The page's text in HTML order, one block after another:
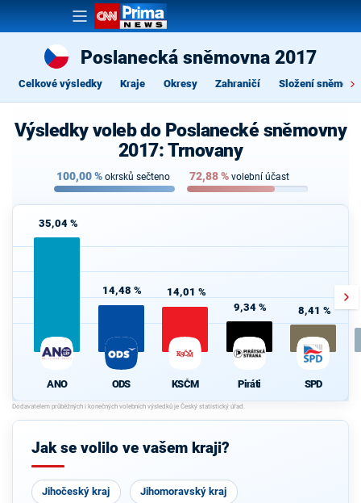
Poslanecká sněmovna 2017
Celkové výsledky Kraje Okresy Zahraničí Složení
Výsledky voleb do Poslanecké sněmovny
2017: Trnovany
100,00% okrsků sečteno 72,88% volební účast
35,04 %
ANO
14,48 %
ODS
14,01 %
KSČM
9,34 %
Piráti
8,41 %
SPD
Jak se volilo ve vašem kraji?
Jihočeský kraj Jihomoravský kraj